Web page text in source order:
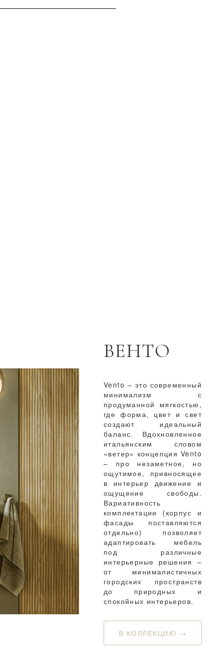
ВЕНТО
Vento – это современный
минимализм с
продуманной мягкостью,
где форма, цвет и свет
создают идеальный
баланс. Вдохновленное
итальянским словом
«ветер» концепция Vento
– про незаметное, но
ощутимое, привносящее
в интерьер движение и
ощущение свободы.
Вариативность
комплектации (корпус и
фасады поставляются
отдельно) позволяет
адаптировать мебель
под различные
интерьерные решения –
от минималистичных
городских пространств
до природных и
спокойных интерьеров.
В КОЛЛЕКЦИЮ →